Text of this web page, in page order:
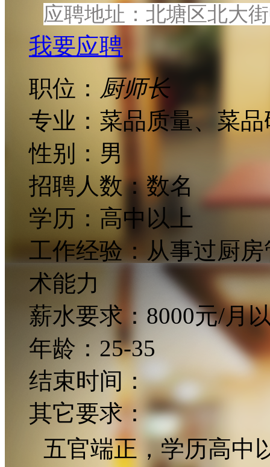
应聘地址：北塘区北大
我要应聘
职位： 厨师长
专业： 菜品质量、菜
性别： 男
招聘人数：数名
学历： 高中以上
工作经验： 从事过厨
术能力
薪水要求： 8000元/月
年龄： 25-35
结束时间：
其它要求：
五官端正，学历高中